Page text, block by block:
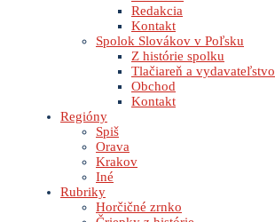
Redakcia
Kontakt
Spolok Slovákov v Poľsku
Z histórie spolku
Tlačiareň a vydavateľstvo
Obchod
Kontakt
Regióny
Spiš
Orava
Krakov
Iné
Rubriky
Horčičné zrnko